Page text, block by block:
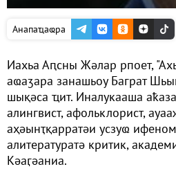
Анапаҵаҩра
Иахьа Аԥсны Жәлар рпоет,
аҩаӡара занашьоу Баграт
шықәса ҵит. Иналукааша
алингвист, афольклорист,
аҳәынҭқарратәи усзуҩ
алитературатә критик,
Кәаӷәаниа.